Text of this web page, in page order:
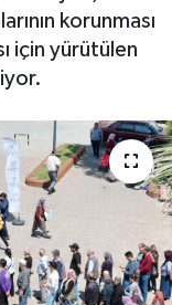
korunması
için yürütülen